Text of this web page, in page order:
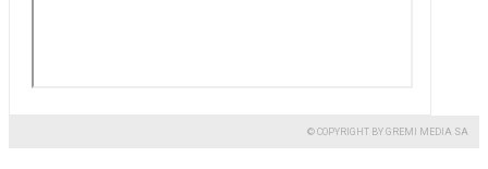
© COPYRIGHT BY GREMI MEDIA SA